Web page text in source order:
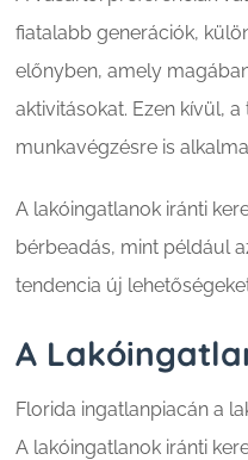
fiatalabb generációk,
előnyben, amely
aktivitásokat. Ezen kívül,
munkavégzésre is
A lakóingatlanok iránti
bérbeadás, mint például
tendencia új
A
Florida ingatlanpiacán a
A lakóingatlanok iránti